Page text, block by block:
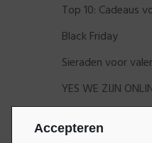
Accepteren
Top 10: Cadeaus
Black Friday
Sieraden voor
YES WE ZIJN